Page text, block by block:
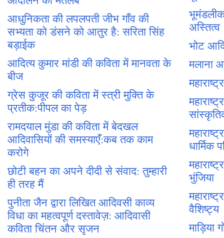
आधुनिकता की लपलपती जीभ गाँव की
सभ्यता को डंसने को आतुर है: सरिता सिंह
बड़ाईक
आदित्य कुमार मांडी की कविता में मानवता के
बीज
ग्रेस कुजूर की कविता में स्त्री मुक्ति के
प्रतीक:पीपल का पेड़
रामदयाल मुंडा की कविता में बेदखल
आदिवासियों की समस्याएँ:कब तक काम
करोगे
छोटी बहन का अपने दीदी से संवाद: तुम्हारी
ही तरह मैं
पुनीता जैन द्वारा लिखित आदिवसी काव्य
विधा का महत्वपूर्ण दस्तावेज़: आदिवासी
कविता चिंतन और सृजन
अस्तित्व
भोट
मलाना
धार्मिक
भुंजिया
वैशिष्ट्य
माड़िया